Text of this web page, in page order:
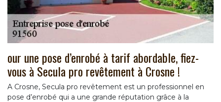
our une pose d’enrobé à tarif abordable, fiez-
vous à Secula pro revêtement à Crosne !
A Crosne, Secula pro revêtement est un professionnel en
pose d’enrobé qui a une grande réputation grâce à la